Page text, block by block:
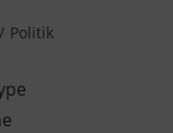
/ Politik